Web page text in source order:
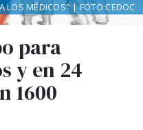
para
y en 24
1600
LOS MÉDICOS" | FOTO:CEDOC